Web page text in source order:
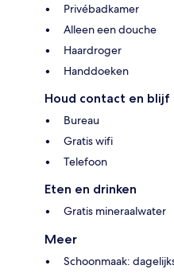
Privébadkamer
Alleen een douche
Haardroger
Handdoeken
Houd contact en
Bureau
Gratis wifi
Telefoon
Eten en drinken
Gratis mineraalwater
Meer
Schoonmaak: